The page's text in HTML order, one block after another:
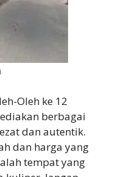
Oleh ke 12
berbagai
dan autentik.
dan harga yang
tempat yang